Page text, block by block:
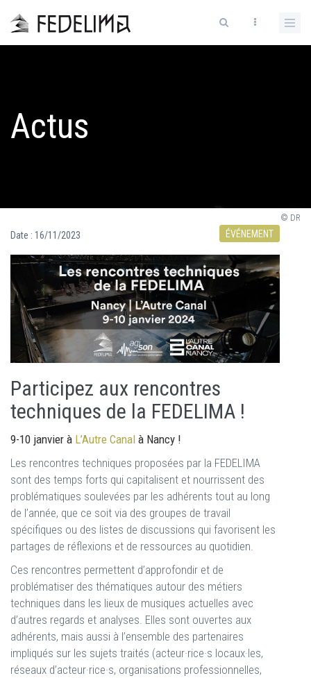
Actus
© DR
Date : 16/11/2023 ÉVÉNEMENT
Participez aux rencontres
techniques de la FEDELIMA !
9-10 janvier à L’Autre Canal à Nancy !
Les rencontres techniques proposées par la FEDELIMA
sont des temps forts qui capitalisent et nourrissent des
problématiques soulevées par les adhérents tout au long
de l’année, que ce soit via des groupes de travail
spécifiques ou des listes de discussions qui favorisent les
partages de réflexions et de ressources au quotidien.
Ces rencontres permettent d’approfondir et de
problématiser des thématiques autour des métiers
techniques dans les lieux de musiques actuelles avec
d’autres regards et analyses. Elles sont ouvertes aux
adhérents, mais aussi à l’ensemble des partenaires
impliqués sur les sujets traités (acteur·rice·s locaux·les,
réseaux d’acteur·rice·s, organisations professionnelles,